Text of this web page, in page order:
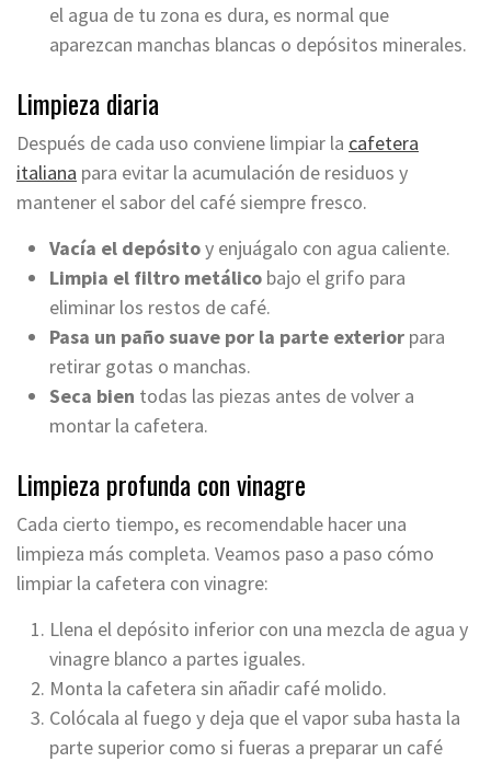
el agua de tu zona es dura, es normal que
aparezcan manchas blancas o depósitos minerales.
Limpieza diaria
Después de cada uso conviene limpiar la cafetera
italiana para evitar la acumulación de residuos y
mantener el sabor del café siempre fresco.
Vacía el depósitoy enjuágalo con agua caliente.
Limpia el filtro metálico bajo el grifo para
eliminar los restos de café.
Pasa un paño suave por la parte exterior para
retirar gotas o manchas.
Seca bien todas las piezas antes de volver a
montar la cafetera.
Limpieza profunda con vinagre
Cada cierto tiempo, es recomendable hacer una
limpieza más completa. Veamos paso a paso cómo
limpiar la cafetera con vinagre:
Llena el depósito inferior con una mezcla de agua y
vinagre blanco a partes iguales.
Monta la cafetera sin añadir café molido.
Colócala al fuego y deja que el vapor suba hasta la
parte superior como si fueras a preparar un café